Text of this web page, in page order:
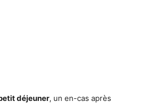
déjeuner, un en-cas après